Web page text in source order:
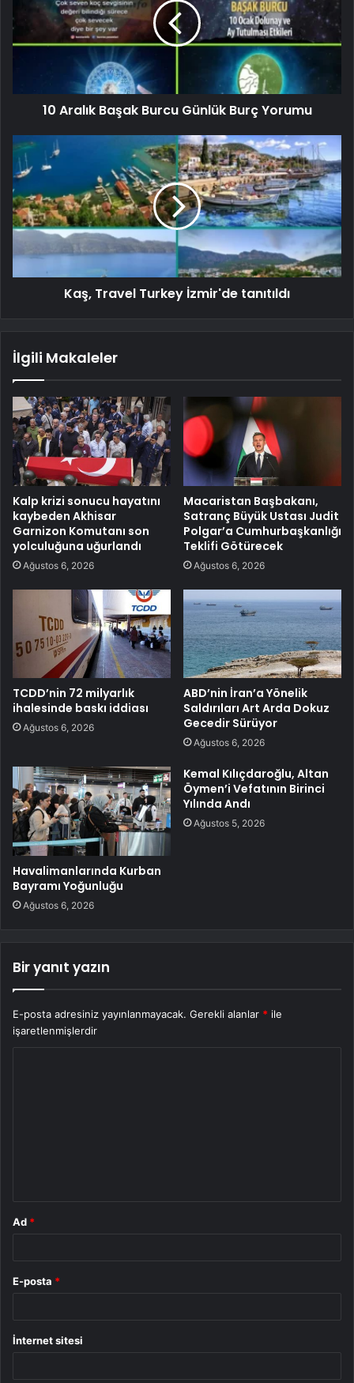
10 Aralık Başak Burcu Günlük Burç Yorumu
Kaş, Travel Turkey İzmir'de tanıtıldı
İlgili Makaleler
Kalp krizi sonucu hayatını
kaybeden Akhisar
Garnizon Komutanı son
yolculuğuna uğurlandı
Ağustos 6, 2026
Macaristan Başbakanı,
Satranç Büyük Ustası Judit
Polgar’a Cumhurbaşkanlığı
Teklifi Götürecek
Ağustos 6, 2026
TCDD’nin 72 milyarlık
ihalesinde baskı iddiası
Ağustos 6, 2026
ABD’nin İran’a Yönelik
Saldırıları Art Arda Dokuz
Gecedir Sürüyor
Ağustos 6, 2026
Havalimanlarında Kurban
Bayramı Yoğunluğu
Ağustos 6, 2026
Kemal Kılıçdaroğlu, Altan
Öymen’i Vefatının Birinci
Yılında Andı
Ağustos 5, 2026
Bir yanıt yazın
E-posta adresiniz yayınlanmayacak. Gerekli alanlar * ile
işaretlenmişlerdir
Ad *
E-posta *
İnternet sitesi